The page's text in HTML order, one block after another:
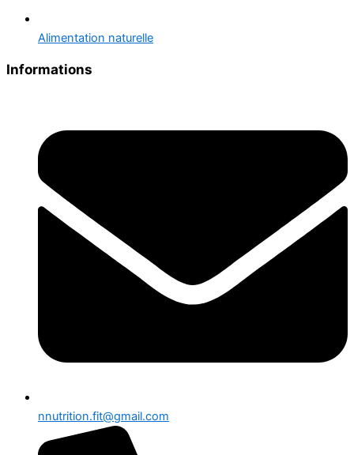
Alimentation naturelle
Informations
nnutrition.fit@gmail.com